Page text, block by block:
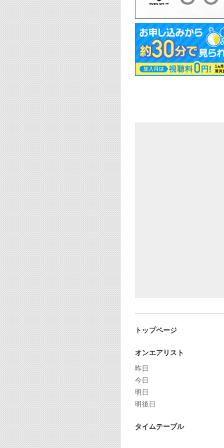
トップページ
オンエアリスト
昨日
今日
明日
明後日
タイムテーブル